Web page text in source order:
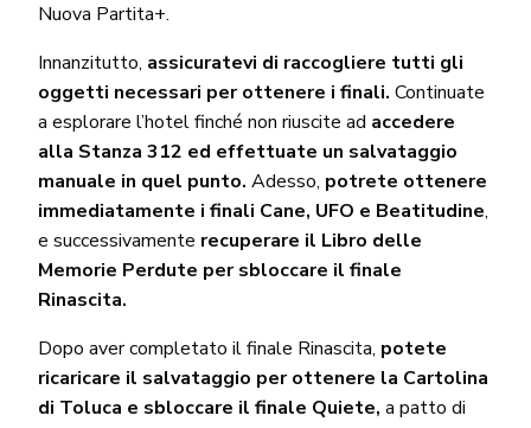
Nuova Partita+.
Innanzitutto, assicuratevi di raccogliere tutti gli
oggetti necessari per ottenere i finali. Continuate
a esplorare l’hotel finché non riuscite ad accedere
alla Stanza 312 ed effettuate un salvataggio
manuale in quel punto. Adesso, potrete ottenere
immediatamente i finali Cane, UFO e Beatitudine,
e successivamente recuperare il Libro delle
Memorie Perdute per sbloccare il finale
Rinascita.
Dopo aver completato il finale Rinascita, potete
ricaricare il salvataggio per ottenere la Cartolina
di Toluca e sbloccare il finale Quiete, a patto di